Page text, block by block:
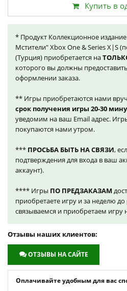
Купить в
* Продукт Коллекционное
Мстители" Xbox One & Series X|S
(Турция) приобретается на
которого вы должны
оформлении заказа.
** Игры приобретаются нами
срок получения игры 20-30
уведомим на ваш Email адрес.
покупаются нами утром.
*** ПРОСЬБА БЫТЬ НА СВЯЗИ,
подтверждения для входа в ваш
аккаунт).
**** Игры ПО ПРЕДЗАКАЗАМ
приобретаете игру и за неделю
связываемся и приобретаем игру
Отзывы наших клиентов:
ОТЗЫВЫ НА САЙТЕ
Оплачивайте удобным для вас